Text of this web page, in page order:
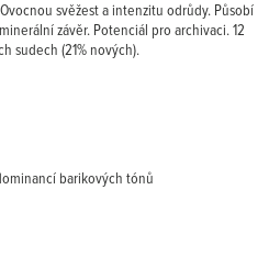
svěžest a intenzitu odrůdy. Působí
závěr. Potenciál pro archivaci. 12
sudech (21% nových).
barikových tónů